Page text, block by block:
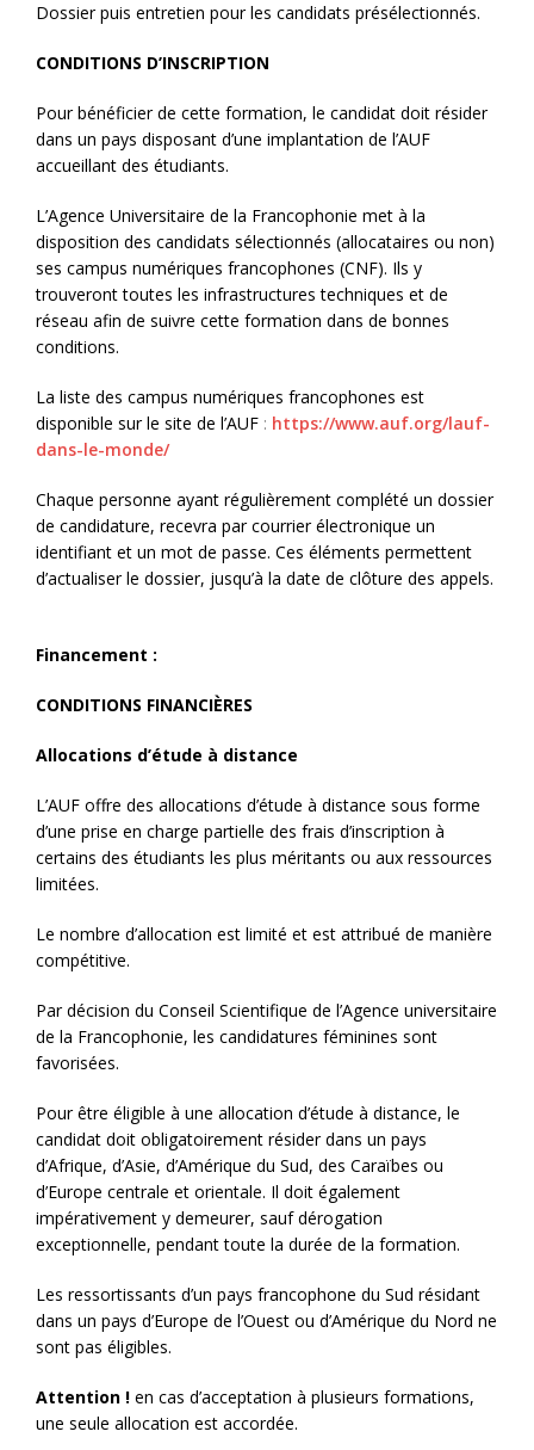
Dossier puis entretien pour les candidats présélectionnés.
CONDITIONS D’INSCRIPTION
Pour bénéficier de cette formation, le candidat doit résider
dans un pays disposant d’une implantation de l’AUF
accueillant des étudiants.
L’Agence Universitaire de la Francophonie met à la
disposition des candidats sélectionnés (allocataires ou non)
ses campus numériques francophones (CNF). Ils y
trouveront toutes les infrastructures techniques et de
réseau afin de suivre cette formation dans de bonnes
conditions.
La liste des campus numériques francophones est
disponible sur le site de l’AUF : https://www.auf.org/lauf-
dans-le-monde/
Chaque personne ayant régulièrement complété un dossier
de candidature, recevra par courrier électronique un
identifiant et un mot de passe. Ces éléments permettent
d’actualiser le dossier, jusqu’à la date de clôture des appels.
Financement :
CONDITIONS FINANCIÈRES
Allocations d’étude à distance
L’AUF offre des allocations d’étude à distance sous forme
d’une prise en charge partielle des frais d’inscription à
certains des étudiants les plus méritants ou aux ressources
limitées.
Le nombre d’allocation est limité et est attribué de manière
compétitive.
Par décision du Conseil Scientifique de l’Agence universitaire
de la Francophonie, les candidatures féminines sont
favorisées.
Pour être éligible à une allocation d’étude à distance, le
candidat doit obligatoirement résider dans un pays
d’Afrique, d’Asie, d’Amérique du Sud, des Caraïbes ou
d’Europe centrale et orientale. Il doit également
impérativement y demeurer, sauf dérogation
exceptionnelle, pendant toute la durée de la formation.
Les ressortissants d’un pays francophone du Sud résidant
dans un pays d’Europe de l’Ouest ou d’Amérique du Nord ne
sont pas éligibles.
Attention ! en cas d’acceptation à plusieurs formations,
une seule allocation est accordée.